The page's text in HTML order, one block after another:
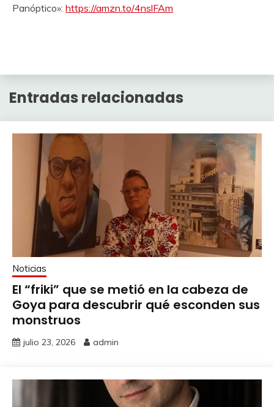
Panóptico»: https://amzn.to/4nslFAm
Entradas relacionadas
Noticias
El “friki” que se metió en la cabeza de
Goya para descubrir qué esconden sus
monstruos
julio 23, 2026 admin